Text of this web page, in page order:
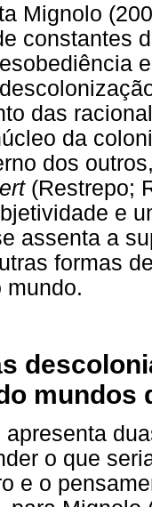
Mignolo
constantes
das
da
dos
(Restrepo;
e
assenta a
formas
mundo.
mundos
apresenta
o que
e o